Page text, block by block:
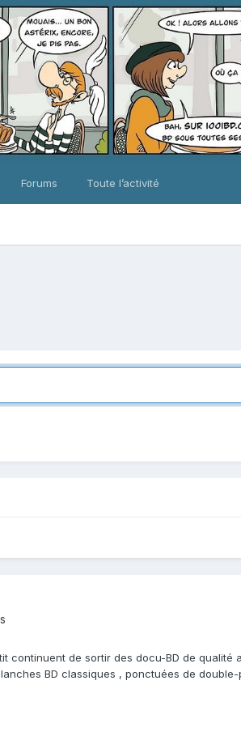
Forums Toute l’activité
continuent de sortir des docu-BD de
BD classiques , ponctuées de